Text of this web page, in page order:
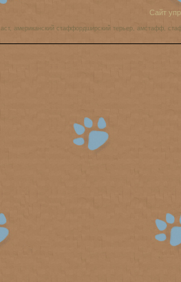
Сайт
аст, американский стаффордширский терьер, амстафф,